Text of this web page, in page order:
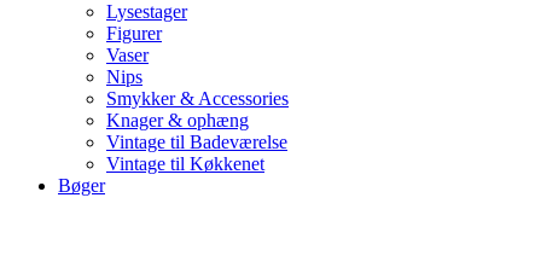
Lysestager
Figurer
Vaser
Nips
Smykker & Accessories
Knager & ophæng
Vintage til Badeværelse
Vintage til Køkkenet
Bøger